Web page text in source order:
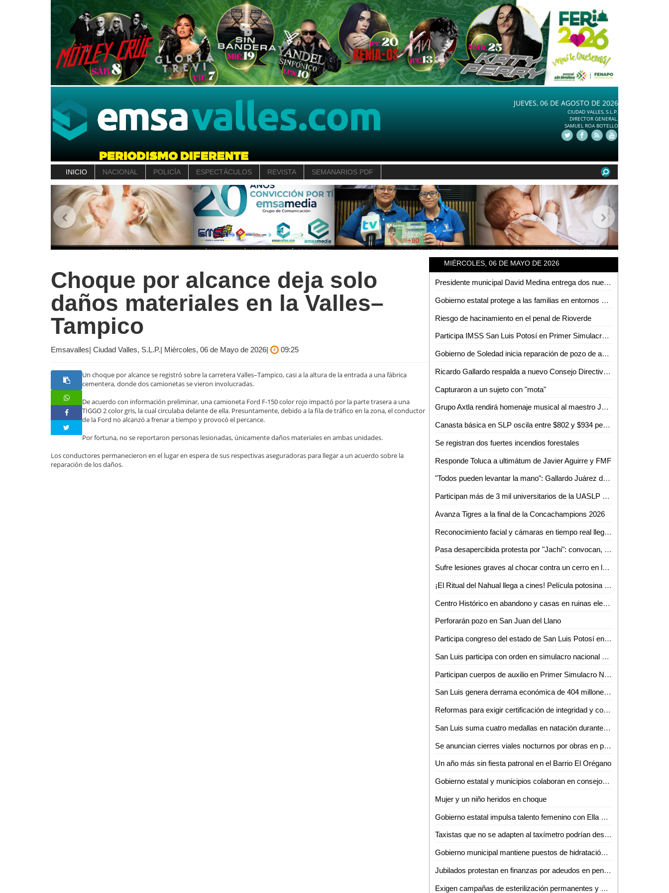
JUEVES, 06 DE AGOSTO DE 2026
CIUDAD VALLES, S.L.P.
DIRECTOR GENERAL.
SAMUEL ROA BOTELLO
INICIO NACIONAL POLICÍA ESPECTÁCULOS REVISTA SEMANARIOS PDF
Choque por alcance deja solo
daños materiales en la Valles–
Tampico
Emsavalles| Ciudad Valles, S.L.P.| Miércoles, 06 de Mayo de 2026| 09:25
Un choque por alcance se registró sobre la carretera Valles–Tampico, casi a la altura de la entrada a una fábrica
cementera, donde dos camionetas se vieron involucradas.
De acuerdo con información preliminar, una camioneta Ford F-150 color rojo impactó por la parte trasera a una
TIGGO 2 color gris, la cual circulaba delante de ella. Presuntamente, debido a la fila de tráfico en la zona, el conductor
de la Ford no alcanzó a frenar a tiempo y provocó el percance.
Por fortuna, no se reportaron personas lesionadas, únicamente daños materiales en ambas unidades.
Los conductores permanecieron en el lugar en espera de sus respectivas aseguradoras para llegar a un acuerdo sobre la
reparación de los daños.
MIÉRCOLES, 06 DE MAYO DE 2026
Presidente municipal David Medina entrega dos nuevas unidades blindadas para seguir fortaleciendo la seguridad en Ciudad Valles
Gobierno estatal protege a las familias en entornos digitales
Riesgo de hacinamiento en el penal de Rioverde
Participa IMSS San Luis Potosí en Primer Simulacro Nacional 2026
Gobierno de Soledad inicia reparación de pozo de agua de Interapas "Praderas del Maurel"
Ricardo Gallardo respalda a nuevo Consejo Directivo de la Asociación de Abogados de SLP
Capturaron a un sujeto con "mota"
Grupo Axtla rendirá homenaje musical al maestro José Luis Soto Fraga
Canasta básica en SLP oscila entre $802 y $934 pesos
Se registran dos fuertes incendios forestales
Responde Toluca a ultimátum de Javier Aguirre y FMF
"Todos pueden levantar la mano": Gallardo Juárez deja viva aspiración al 2027
Participan más de 3 mil universitarios de la UASLP en el Primer Simulacro Nacional 2026
Avanza Tigres a la final de la Concachampions 2026
Reconocimiento facial y cámaras en tiempo real llegan a estudiantes del Cobach 06
Pasa desapercibida protesta por "Jachi": convocan, pero casi nadie acude a exigir justicia
Sufre lesiones graves al chocar contra un cerro en la carretera libre Ciudad Valles-Rioverde
¡El Ritual del Nahual llega a cines! Película potosina en Cinemex y Cinépolis desde el 7 de mayo
Centro Histórico en abandono y casas en ruinas elevan riesgo en San Luis Potosí
Perforarán pozo en San Juan del Llano
Participa congreso del estado de San Luis Potosí en el primer simulacro nacional 2026, con tiempo record de desalojo del inmueble
San Luis participa con orden en simulacro nacional 2026
Participan cuerpos de auxilio en Primer Simulacro Nacional
San Luis genera derrama económica de 404 millones de pesos en fin de semana largo
Reformas para exigir certificación de integridad y confiabilidad a candidatos en el 2027, evitarán que el crimen organizado infiltre posiciones
San Luis suma cuatro medallas en natación durante olimpiada nacional 2026
Se anuncian cierres viales nocturnos por obras en puente vehicular en Soledad
Un año más sin fiesta patronal en el Barrio El Orégano
Gobierno estatal y municipios colaboran en consejos de seguridad
Mujer y un niño heridos en choque
Gobierno estatal impulsa talento femenino con Ella Suena
Taxistas que no se adapten al taxímetro podrían desaparecer del mercado en Valles
Gobierno municipal mantiene puestos de hidratación ante altas temperaturas en Ciudad Valles
Jubilados protestan en finanzas por adeudos en pensiones
Exigen campañas de esterilización permanentes y castigo al abandono de mascotas en Valles